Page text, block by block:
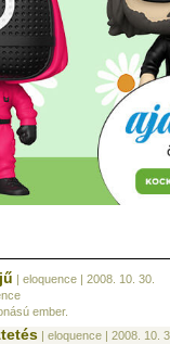
| eloquence | 2008. 10. 30.
ember.
| eloquence | 2008. 10.